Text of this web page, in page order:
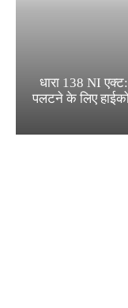
धारा 138 NI
पलटने के लिए